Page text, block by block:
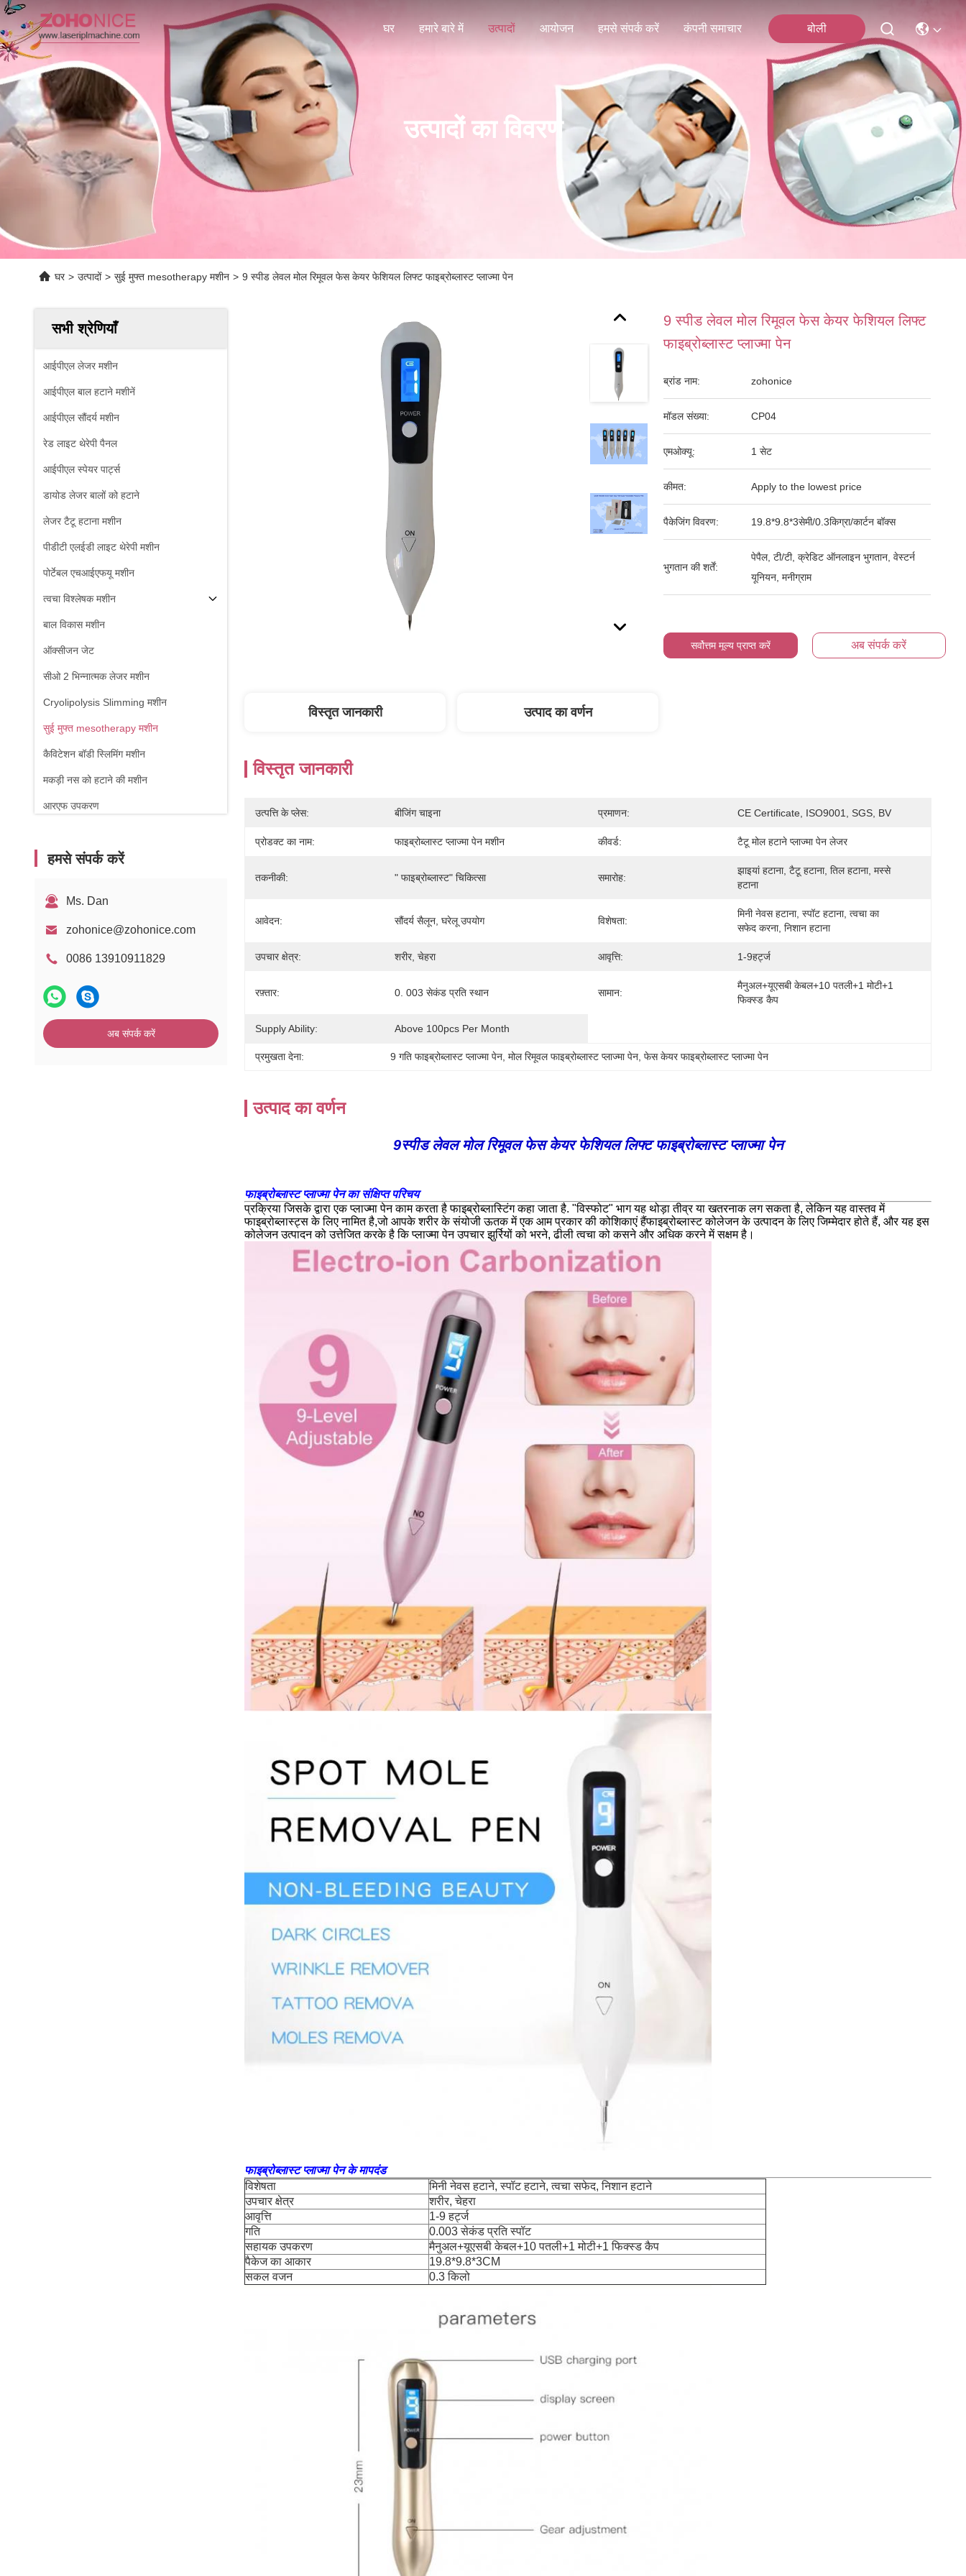
घर हमारे बारे में उत्पादों आयोजन हमसे संपर्क करें कंपनी समाचार बोली
उत्पादों का विवरण
घर > उत्पादों > सुई मुफ्त mesotherapy मशीन > 9 स्पीड लेवल मोल रिमूवल फेस केयर फेशियल लिफ्ट फाइब्रोब्लास्ट प्लाज्मा पेन
सभी श्रेणियाँ
आईपीएल लेजर मशीन
आईपीएल बाल हटाने मशीनें
आईपीएल सौंदर्य मशीन
रेड लाइट थेरेपी पैनल
आईपीएल स्पेयर पार्ट्स
डायोड लेजर बालों को हटाने
लेजर टैटू हटाना मशीन
पीडीटी एलईडी लाइट थेरेपी मशीन
पोर्टेबल एचआईएफयू मशीन
त्वचा विश्लेषक मशीन
बाल विकास मशीन
ऑक्सीजन जेट
सीओ 2 भिन्नात्मक लेजर मशीन
Cryolipolysis Slimming मशीन
सुई मुफ्त mesotherapy मशीन
कैविटेशन बॉडी स्लिमिंग मशीन
मकड़ी नस को हटाने की मशीन
आरएफ उपकरण
1470nm डायोड लेजर
हमसे संपर्क करें
Ms. Dan
zohonice@zohonice.com
0086 13910911829
अब संपर्क करें
9 स्पीड लेवल मोल रिमूवल फेस केयर फेशियल लिफ्ट
फाइब्रोब्लास्ट प्लाज्मा पेन
ब्रांड नाम: zohonice
मॉडल संख्या: CP04
एमओक्यू: 1 सेट
कीमत: Apply to the lowest price
पैकेजिंग विवरण: 19.8*9.8*3सेमी/0.3किग्रा/कार्टन बॉक्स
भुगतान की शर्तें:
पेपैल, टी/टी, क्रेडिट ऑनलाइन भुगतान, वेस्टर्न
यूनियन, मनीग्राम
सर्वोत्तम मूल्य प्राप्त करें अब संपर्क करें
विस्तृत जानकारी उत्पाद का वर्णन
विस्तृत जानकारी
उत्पत्ति के प्लेस: बीजिंग चाइना प्रमाणन: CE Certificate, ISO9001, SGS, BV
प्रोडक्ट का नाम: फाइब्रोब्लास्ट प्लाज्मा पेन मशीन कीवर्ड: टैटू मोल हटाने प्लाज्मा पेन लेजर
तकनीकी: " फाइब्रोब्लास्ट" चिकित्सा समारोह:
झाइयां हटाना, टैटू हटाना, तिल हटाना, मस्से
हटाना
आवेदन: सौंदर्य सैलून, घरेलू उपयोग विशेषता:
मिनी नेवस हटाना, स्पॉट हटाना, त्वचा का
सफेद करना, निशान हटाना
उपचार क्षेत्र: शरीर, चेहरा आवृत्ति: 1-9हर्ट्ज
रफ़्तार: 0. 003 सेकंड प्रति स्थान सामान:
मैनुअल+यूएसबी केबल+10 पतली+1 मोटी+1
फिक्स्ड कैप
Supply Ability: Above 100pcs Per Month
प्रमुखता देना: 9 गति फाइब्रोब्लास्ट प्लाज्मा पेन , मोल रिमूवल फाइब्रोब्लास्ट प्लाज्मा पेन , फेस केयर फाइब्रोब्लास्ट प्लाज्मा पेन
उत्पाद का वर्णन
9स्पीड लेवल मोल रिमूवल फेस केयर फेशियल लिफ्ट फाइब्रोब्लास्ट प्लाज्मा पेन
फाइब्रोब्लास्ट प्लाज्मा पेन का संक्षिप्त परिचय
प्रक्रिया जिसके द्वारा एक प्लाज्मा पेन काम करता है फाइब्रोब्लास्टिंग कहा जाता है. "विस्फोट" भाग यह थोड़ा तीव्र या खतरनाक लग सकता है, लेकिन यह वास्तव में
फाइब्रोब्लास्ट्स के लिए नामित है,जो आपके शरीर के संयोजी ऊतक में एक आम प्रकार की कोशिकाएं हैंफाइब्रोब्लास्ट कोलेजन के उत्पादन के लिए जिम्मेदार होते हैं, और यह इस
कोलेजन उत्पादन को उत्तेजित करके है कि प्लाज्मा पेन उपचार झुर्रियों को भरने, ढीली त्वचा को कसने और अधिक करने में सक्षम है।
फाइब्रोब्लास्ट प्लाज्मा पेन के मापदंड
विशेषता
मिनी नेवस हटाने, स्पॉट हटाने, त्वचा सफेद, निशान हटाने
उपचार क्षेत्र
शरीर, चेहरा
आवृत्ति
1-9 हर्ट्ज
गति
0.003 सेकंड प्रति स्पॉट
सहायक उपकरण
मैनुअल+यूएसबी केबल+10 पतली+1 मोटी+1 फिक्स्ड कैप
पैकेज का आकार
19.8*9.8*3CM
सकल वजन
0.3 किलो